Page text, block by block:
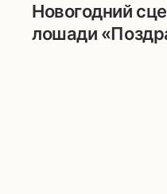
Новогодний
лошади